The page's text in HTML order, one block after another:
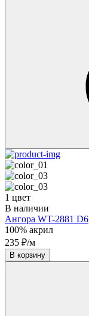
1 цвет
В наличии
Ангора WT-2881 D6
100% акрил
235 ₽/м
В корзину